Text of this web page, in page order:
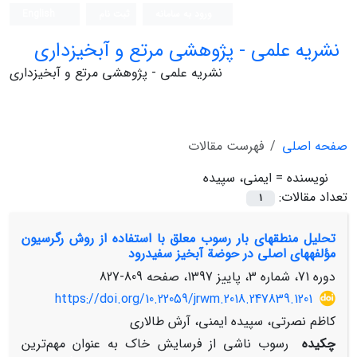
نشریه علمی - پژوهشی مرتع و آبخیزداری
نشریه علمی - پژوهشی مرتع و آبخیزداری
صفحه اصلی
فهرست مقالات
نویسنده = ایمنی، سپیده
تعداد مقالات:
1
تحلیل منطقهای بار رسوب معلق با استفاده از روش رگرسیون
مؤلفههای اصلی در حوضة آبخیز سفیدرود
دوره 71، شماره 3، پاییز 1397، صفحه
809-827
https://doi.org/10.22059/jrwm.2018.247839.1201
کاظم نصرتی، سپیده ایمنی، آرش طالاری
چکیده
رسوب ناشی از فرسایش خاک به عنوان مهم‌ترین